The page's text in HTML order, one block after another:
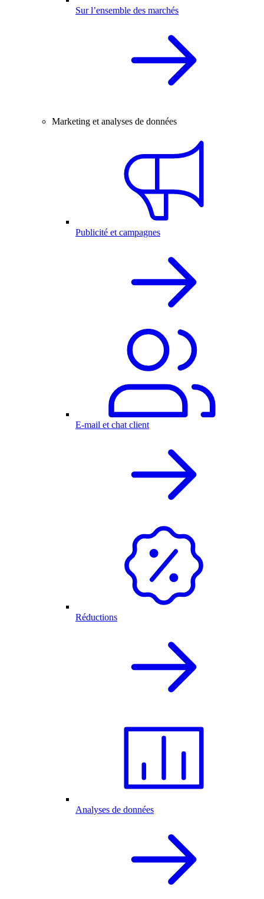
Sur l’ensemble des marchés
Marketing et analyses de données
Publicité et campagnes
E-mail et chat client
Réductions
Analyses de données